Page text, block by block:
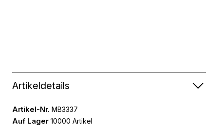
Artikeldetails
Artikel-Nr. MB3337
Auf Lager 10000 Artikel